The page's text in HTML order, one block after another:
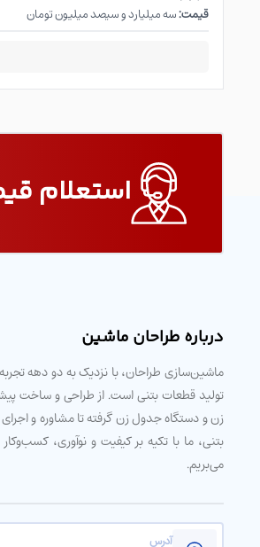
قیمت:سه میلیارد و سیصد میلیون تومان
استعلام
درباره طراحان ماشین
ماشین‌سازی طراحان، با نزدیک به دو دهه
تولید قطعات بتنی است. از طراحی و ساخت
زن و دستگاه جدول زن گرفته تا مشاوره و
بتنی، ما با تکیه بر کیفیت و نوآوری،
می‌بریم.
آدرس